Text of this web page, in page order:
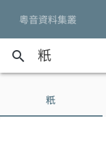
粵音資料集叢
search
䉻